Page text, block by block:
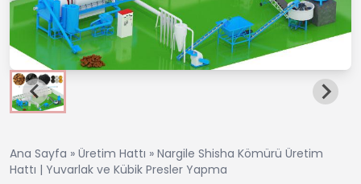
Ana Sayfa » Üretim Hattı » Nargile Shisha Kömürü Üretim
Hattı | Yuvarlak ve Kübik Presler Yapma